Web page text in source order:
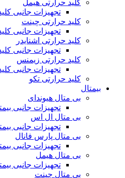
کلید حرارتی هیمل
تجهیزات جانبی
کلید حرارتی چینت
تجهیزات جانبی
کلید حرارتی اشنایدر
تجهیزات جانبی
کلید حرارتی زیمنس
تجهیزات جانبی
کلید حرارتی تکو
بیمتال
بی متال هیوندای
تجهیزات جانبی
بی متال ال اس
تجهیزات جانبی
بی متال پارس فانال
تجهیزات جانبی
بی متال هیمل
تجهیزات جانبی
بی متال چینت